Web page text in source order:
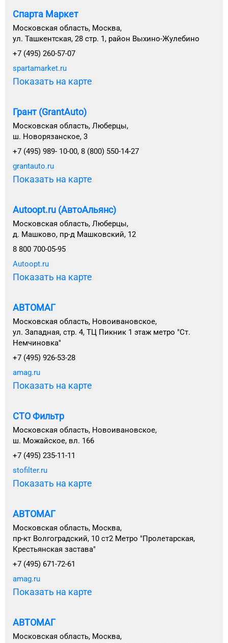
Спарта Маркет
Московская область, Москва,
ул. Ташкентская, 28 стр. 1, район Выхино-Жулебино
+7 (495) 260-57-07
spartamarket.ru
Показать на карте
Грант (GrantAuto)
Московская область, Люберцы,
ш. Новорязанское, 3
+7 (495) 989- 10-00, 8 (800) 550-14-27
grantauto.ru
Показать на карте
Autoopt.ru (АвтоАльянс)
Московская область, Люберцы,
д. Машково, пр-д Машковский, 12
8 800 700-05-95
Autoopt.ru
Показать на карте
АВТОМАГ
Московская область, Новоивановское,
ул. Западная, стр. 4, ТЦ Пикник 1 этаж метро "Ст.
Немчиновка"
+7 (495) 926-53-28
amag.ru
Показать на карте
СТО Фильтр
Московская область, Новоивановское,
ш. Можайское, вл. 166
+7 (495) 235-11-11
stofilter.ru
Показать на карте
АВТОМАГ
Московская область, Москва,
пр-кт Волгоградский, 10 ст2 Метро "Пролетарская,
Крестьянская застава"
+7 (495) 671-72-61
amag.ru
Показать на карте
АВТОМАГ
Московская область, Москва,